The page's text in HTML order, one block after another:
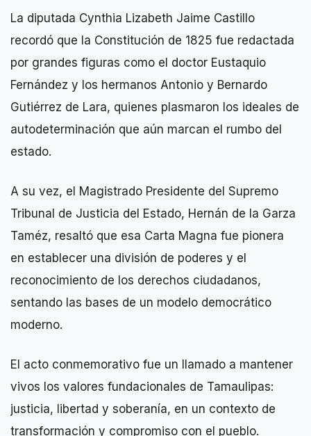
La diputada Cynthia Lizabeth Jaime Castillo
recordó que la Constitución de 1825 fue redactada
por grandes figuras como el doctor Eustaquio
Fernández y los hermanos Antonio y Bernardo
Gutiérrez de Lara, quienes plasmaron los ideales de
autodeterminación que aún marcan el rumbo del
estado.
A su vez, el Magistrado Presidente del Supremo
Tribunal de Justicia del Estado, Hernán de la Garza
Taméz, resaltó que esa Carta Magna fue pionera
en establecer una división de poderes y el
reconocimiento de los derechos ciudadanos,
sentando las bases de un modelo democrático
moderno.
El acto conmemorativo fue un llamado a mantener
vivos los valores fundacionales de Tamaulipas:
justicia, libertad y soberanía, en un contexto de
transformación y compromiso con el pueblo.